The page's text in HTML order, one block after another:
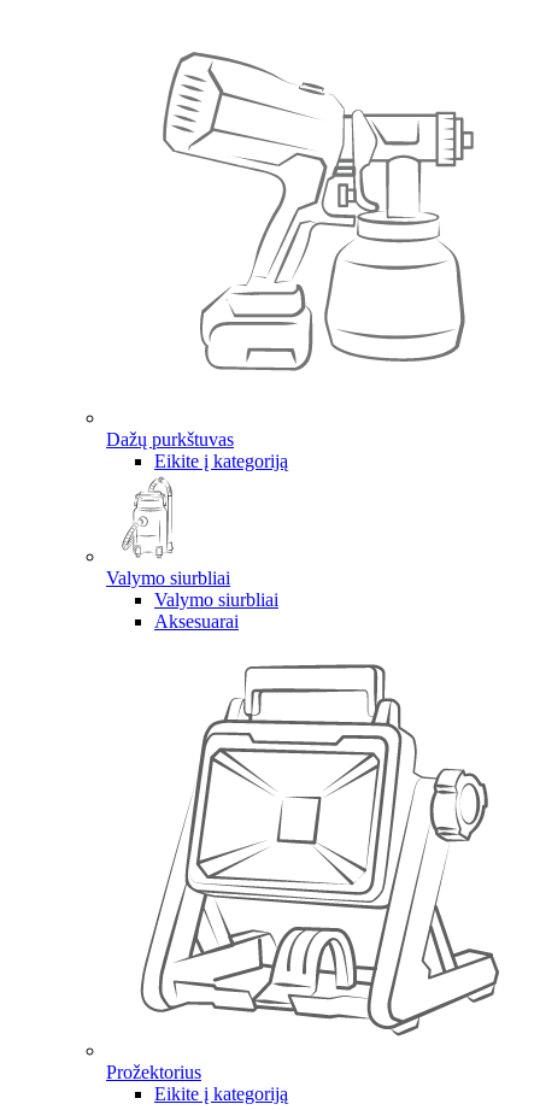
Dažų purkštuvas
Eikite į kategoriją
Valymo siurbliai
Valymo siurbliai
Aksesuarai
Prožektorius
Eikite į kategoriją